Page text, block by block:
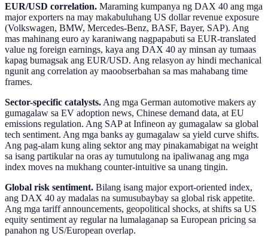
EUR/USD correlation. Maraming kumpanya ng DAX 40 ang mga
major exporters na may makabuluhang US dollar revenue exposure
(Volkswagen, BMW, Mercedes-Benz, BASF, Bayer, SAP). Ang
mas mahinang euro ay karaniwang nagpapabuti sa EUR-translated
value ng foreign earnings, kaya ang DAX 40 ay minsan ay tumaas
kapag bumagsak ang EUR/USD. Ang relasyon ay hindi mechanical
ngunit ang correlation ay maoobserbahan sa mas mahabang time
frames.
Sector-specific catalysts. Ang mga German automotive makers ay
gumagalaw sa EV adoption news, Chinese demand data, at EU
emissions regulation. Ang SAP at Infineon ay gumagalaw sa global
tech sentiment. Ang mga banks ay gumagalaw sa yield curve shifts.
Ang pag-alam kung aling sektor ang may pinakamabigat na weight
sa isang partikular na oras ay tumutulong na ipaliwanag ang mga
index moves na mukhang counter-intuitive sa unang tingin.
Global risk sentiment. Bilang isang major export-oriented index,
ang DAX 40 ay madalas na sumusubaybay sa global risk appetite.
Ang mga tariff announcements, geopolitical shocks, at shifts sa US
equity sentiment ay regular na lumalaganap sa European pricing sa
panahon ng US/European overlap.